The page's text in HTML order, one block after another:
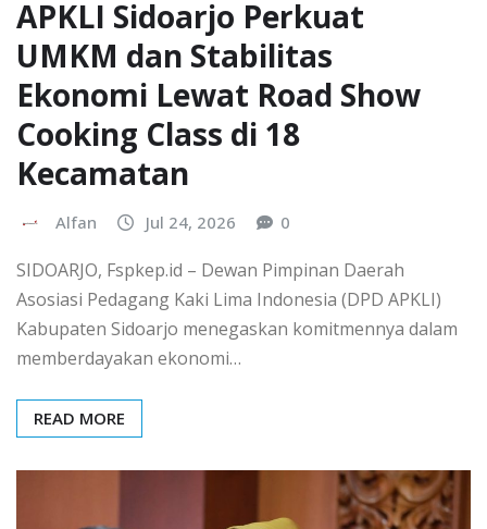
​APKLI Sidoarjo Perkuat
UMKM dan Stabilitas
Ekonomi Lewat Road Show
Cooking Class di 18
Kecamatan
Alfan Jul 24, 2026 0
​SIDOARJO, Fspkep.id – Dewan Pimpinan Daerah
Asosiasi Pedagang Kaki Lima Indonesia (DPD APKLI)
Kabupaten Sidoarjo menegaskan komitmennya dalam
memberdayakan ekonomi…
READ MORE